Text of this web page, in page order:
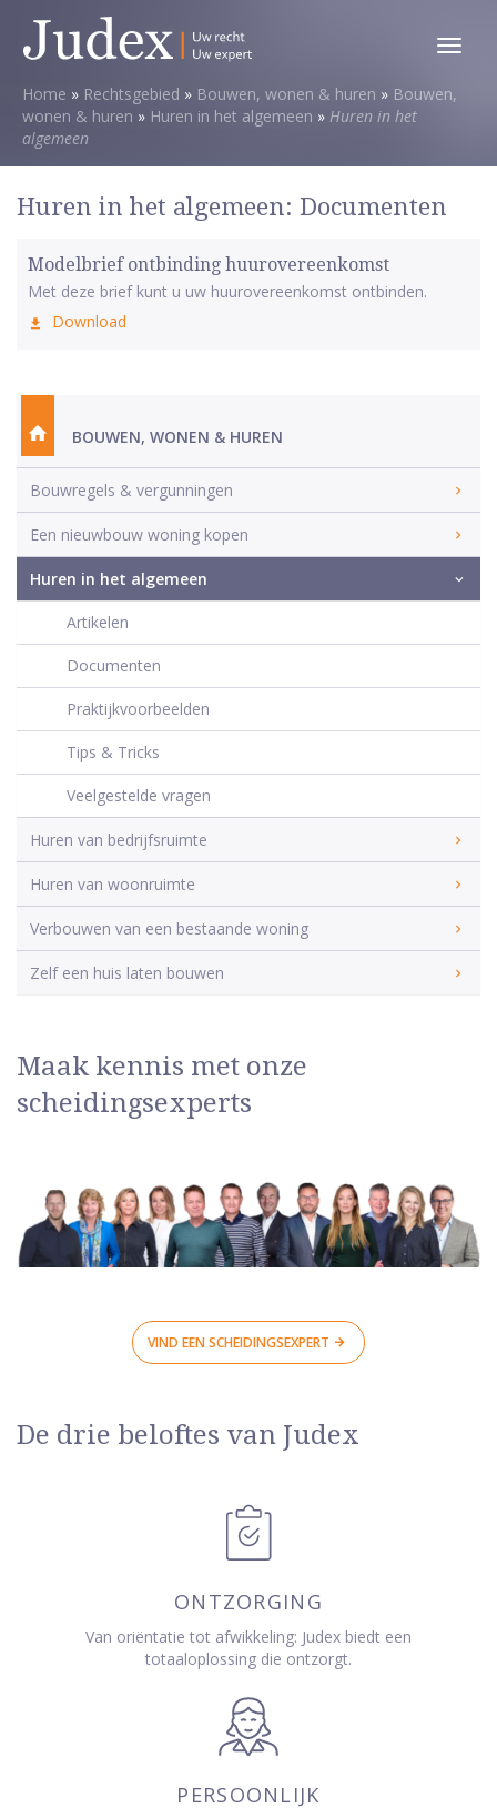
Toggle
Home » Rechtsgebied » Bouwen, wonen & huren » Bouwen,
wonen & huren » Huren in het algemeen » Huren in het
algemeen
Huren in het algemeen: Documenten
Modelbrief ontbinding huurovereenkomst
Met deze brief kunt u uw huurovereenkomst ontbinden.
Download
BOUWEN, WONEN & HUREN
Bouwregels & vergunningen
Een nieuwbouw woning kopen
Huren in het algemeen
Artikelen
Documenten
Praktijkvoorbeelden
Tips & Tricks
Veelgestelde vragen
Huren van bedrijfsruimte
Huren van woonruimte
Verbouwen van een bestaande woning
Zelf een huis laten bouwen
Maak kennis met onze
scheidingsexperts
VIND EEN SCHEIDINGSEXPERT
De drie beloftes van Judex
ONTZORGING
Van oriëntatie tot afwikkeling: Judex biedt een
totaaloplossing die ontzorgt.
PERSOONLIJK